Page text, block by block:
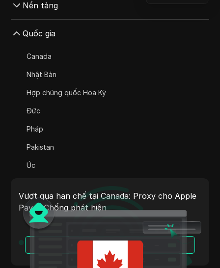
Nền tảng
AdMob
Apple Pay
ASOS
BestBuy
Quốc gia
Canada
Nhật Bản
Hợp chủng quốc Hoa Kỳ
Đức
Pháp
Pakistan
Úc
Ý
Hà Lan
Việt Nam
Bồ Đào Nha
Vượt qua hạn chế tại Canada: Proxy cho Apple
Pay + Chống phát hiện